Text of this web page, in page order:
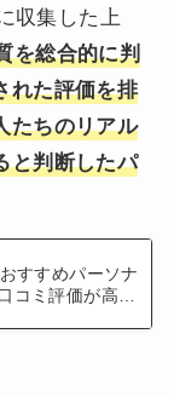
収集した上
を総合的に判
れた評価を排
たちのリアル
と判断したパ
すすめパーソナ
コミ評価が高い